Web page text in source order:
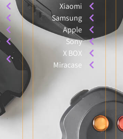
Xiaomi
Samsung
Apple
Sony
X BOX
Miracase